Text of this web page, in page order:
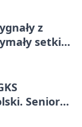
z
setki
Seniorzy